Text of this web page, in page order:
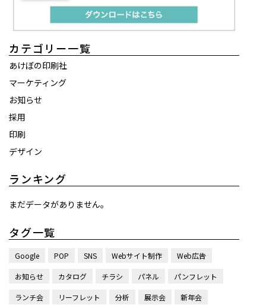
カテゴリー一覧
あけぼの印刷社
マーケティング
お知らせ
採用
印刷
デザイン
ランキング
まだデータがありません。
タグ一覧
Google POP SNS Webサイト制作 Web広告
お知らせ カタログ チラシ パネル パンフレット
ランチ会 リーフレット 分析 展示会 新年会